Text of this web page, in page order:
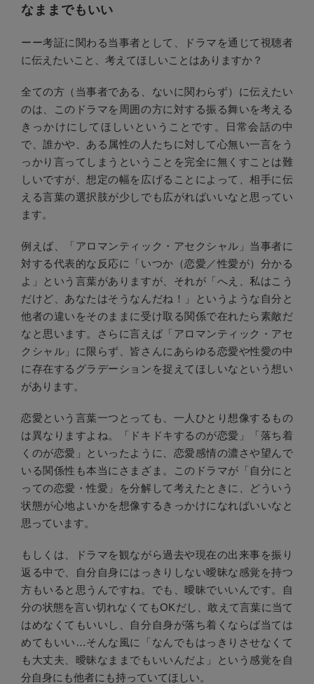
なままでもいい
ーー考証に関わる当事者として、ドラマを通じて視聴者
に伝えたいこと、考えてほしいことはありますか？
全ての方（当事者である、ないに関わらず）に伝えたい
のは、このドラマを周囲の方に対する振る舞いを考える
きっかけにしてほしいということです。日常会話の中
で、誰かや、ある属性の人たちに対して心無い一言をう
っかり言ってしまうということを完全に無くすことは難
しいですが、想定の幅を広げることによって、相手に伝
える言葉の選択肢が少しでも広がればいいなと思ってい
ます。
例えば、「アロマンティック・アセクシャル」当事者に
対する代表的な反応に「いつか（恋愛／性愛が）分かる
よ」という言葉がありますが、それが「へえ、私はこう
だけど、あなたはそうなんだね！」というような自分と
他者の違いをそのままに受け取る関係で在れたら素敵だ
なと思います。さらに言えば「アロマンティック・アセ
クシャル」に限らず、皆さんにあらゆる恋愛や性愛の中
に存在するグラデーションを捉えてほしいなという想い
があります。
恋愛という言葉一つとっても、一人ひとり想像するもの
は異なりますよね。「ドキドキするのが恋愛」「落ち着
くのが恋愛」といったように、恋愛感情の濃さや望んで
いる関係性も本当にさまざま。このドラマが「自分にと
っての恋愛・性愛」を分解して考えたときに、どういう
状態が心地よいかを想像するきっかけになればいいなと
思っています。
もしくは、ドラマを観ながら過去や現在の出来事を振り
返る中で、自分自身にはっきりしない曖昧な感覚を持つ
方もいると思うんですね。でも、曖昧でいいんです。自
分の状態を言い切れなくてもOKだし、敢えて言葉に当て
はめなくてもいいし、自分自身が落ち着くならば当ては
めてもいい…そんな風に「なんでもはっきりさせなくて
も大丈夫、曖昧なままでもいいんだよ」という感覚を自
分自身にも他者にも持っていてほしい。